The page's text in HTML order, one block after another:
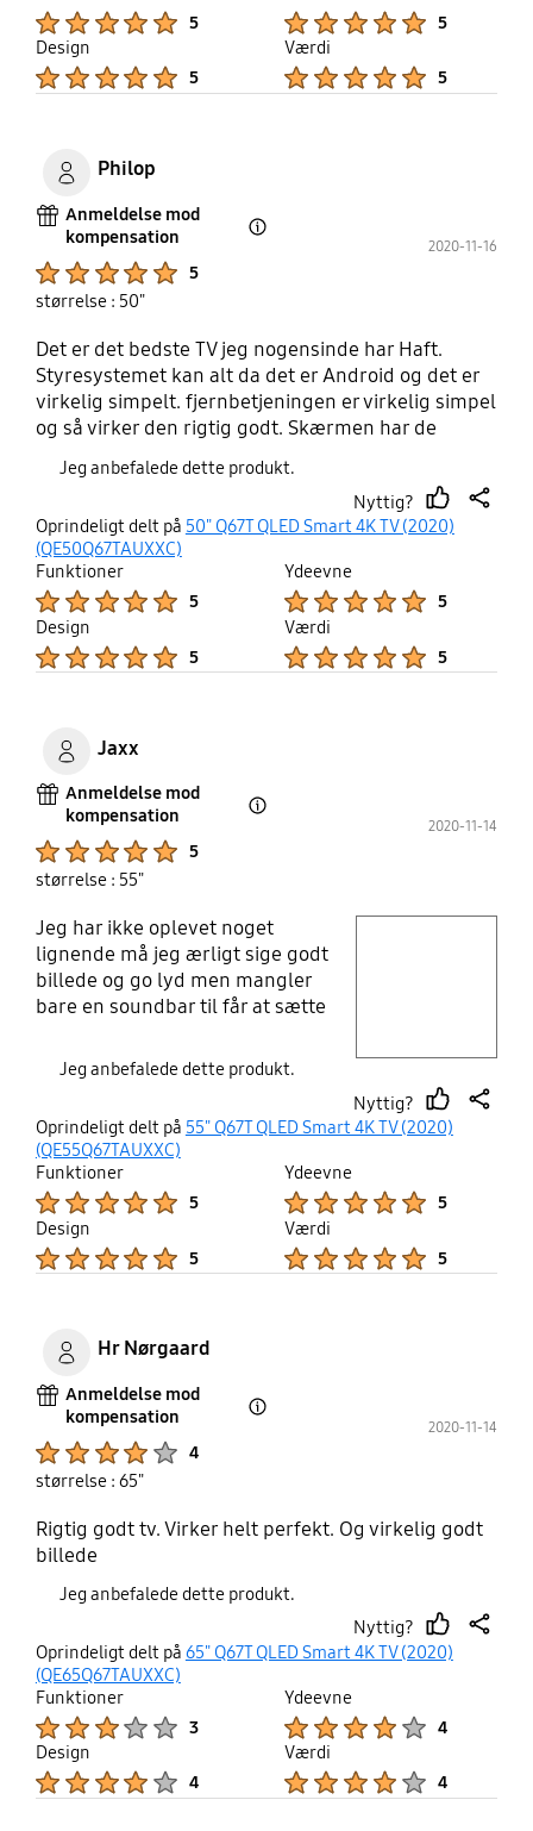
5
5
Design
5
Værdi
5
Philop
Anmeldelse mod
kompensation
5
2020-11-16
størrelse : 50"
Det er det bedste TV jeg nogensinde har Haft.
Styresystemet kan alt da det er Android og det er
virkelig simpelt. fjernbetjeningen er virkelig simpel
og så virker den rigtig godt. Skærmen har de
Jeg har aldrig haft eller set et bedre TV!
Jeg anbefalede dette produkt.
Nyttig?
thumb
Oprindeligt delt på 50" Q67T QLED Smart 4K TV (2020)
(QE50Q67TAUXXC)
Funktioner
5
Ydeevne
5
Design
5
Værdi
5
Jaxx
Anmeldelse mod
kompensation
5
2020-11-14
størrelse : 55"
Jeg har ikke oplevet noget
lignende må jeg ærligt sige godt
billede og go lyd men mangler
bare en soundbar til får at sætte
Jeg anbefalede dette produkt.
Nyttig?
thumb
Oprindeligt delt på 55" Q67T QLED Smart 4K TV (2020)
(QE55Q67TAUXXC)
Funktioner
5
Ydeevne
5
Design
5
Værdi
5
Hr Nørgaard
Anmeldelse mod
kompensation
4
2020-11-14
størrelse : 65"
Rigtig godt tv. Virker helt perfekt. Og virkelig godt
billede
Jeg anbefalede dette produkt.
Nyttig?
thumb
Oprindeligt delt på 65" Q67T QLED Smart 4K TV (2020)
(QE65Q67TAUXXC)
Funktioner
3
Ydeevne
4
Design
4
Værdi
4